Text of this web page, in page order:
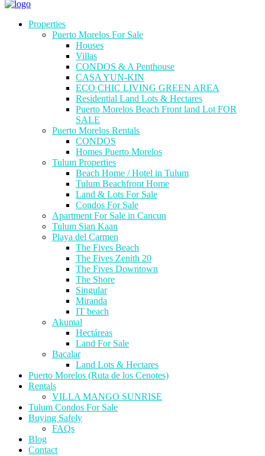
Properties
Puerto Morelos For Sale
Houses
Villas
CONDOS & A Penthouse
CASA YUN-KIN
ECO CHIC LIVING GREEN AREA
Residential Land Lots & Hectares
Puerto Morelos Beach Front land Lot FOR
SALE
Puerto Morelos Rentals
CONDOS
Homes Puerto Morelos
Tulum Properties
Beach Home / Hotel in Tulum
Tulum Beachfront Home
Land & Lots For Sale
Condos For Sale
Apartment For Sale in Cancun
Tulum Sian Kaan
Playa del Carmen
The Fives Beach
The Fives Zenith 20
The Fives Downtown
The Shore
Singular
Miranda
IT beach
Akumal
Hectáreas
Land For Sale
Bacalar
Land Lots & Hectares
Puerto Morelos (Ruta de los Cenotes)
Rentals
VILLA MANGO SUNRISE
Tulum Condos For Sale
Buying Safely
FAQs
Blog
Contact